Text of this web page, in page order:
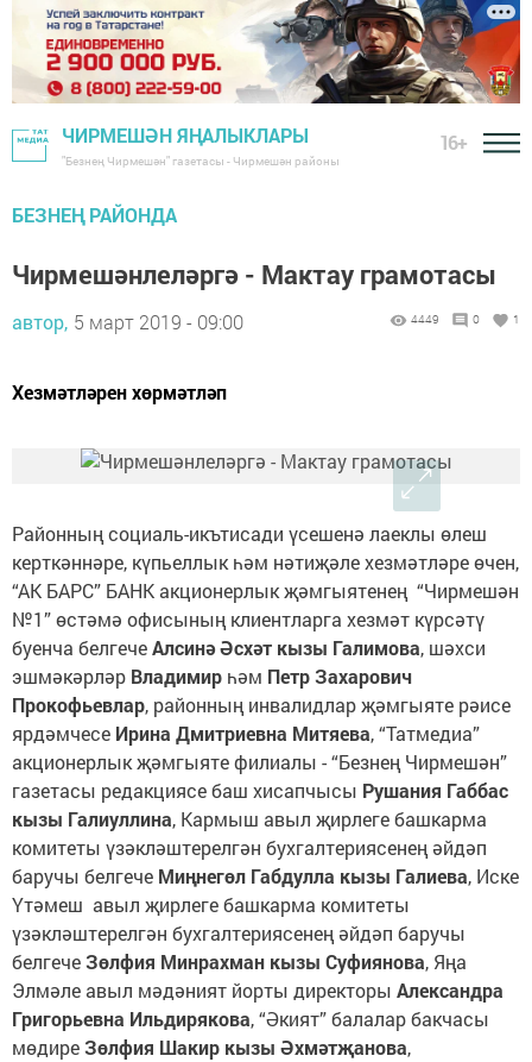
ЧИРМЕШӘН ЯҢАЛЫКЛАРЫ
"Безнең Чирмешән" газетасы - Чирмешән районы
16+
БЕЗНЕҢ РАЙОНДА
Чирмешәнлеләргә - Мактау грамотасы
автор, 5 март 2019 - 09:00 4449 0 1
Хезмәтләрен хөрмәтләп
Районның социаль-икътисади үсешенә лаеклы өлеш
керткәннәре, күпьеллык һәм нәтиҗәле хезмәтләре өчен,
“АК БАРС” БАНК акционерлык җәмгыятенең “Чирмешән
№1” өстәмә офисының клиентларга хезмәт күрсәтү
буенча белгечеАлсинә Әсхәт кызы Галимова, шәхси
эшмәкәрләр Владимир һәм Петр Захарович
Прокофьевлар, районның инвалидлар җәмгыяте рәисе
ярдәмчесе Ирина Дмитриевна Митяева, “Татмедиа”
акционерлык җәмгыяте филиалы - “Безнең Чирмешән”
газетасы редакциясе баш хисапчысы Рушания Габбас
кызы Галиуллина, Кармыш авыл җирлеге башкарма
комитеты үзәкләштерелгән бухгалтериясенең әйдәп
баручы белгече Миңнегөл Габдулла кызы Галиева, Иске
Үтәмеш авыл җирлеге башкарма комитеты
үзәкләштерелгән бухгалтериясенең әйдәп баручы
белгечеЗөлфия Минрахман кызы Суфиянова, Яңа
Элмәле авыл мәдәният йорты директоры Александра
Григорьевна Ильдирякова, “Әкият” балалар бакчасы
мөдиреЗөлфия Шакир кызы Әхмәтҗанова,